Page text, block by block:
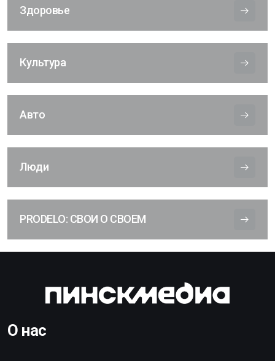
Здоровье
Культура
Авто
Люди
PRODELO: СВОИ О СВОЕМ
О нас